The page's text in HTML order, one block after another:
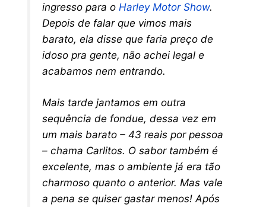
ingresso para o Harley Motor Show.
Depois de falar que vimos mais
barato, ela disse que faria preço de
idoso pra gente, não achei legal e
acabamos nem entrando.
Mais tarde jantamos em outra
sequência de fondue, dessa vez em
um mais barato – 43 reais por pessoa
– chama Carlitos. O sabor também é
excelente, mas o ambiente já era tão
charmoso quanto o anterior. Mas vale
a pena se quiser gastar menos! Após